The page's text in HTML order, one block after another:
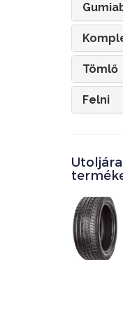
Tömlő
Felni